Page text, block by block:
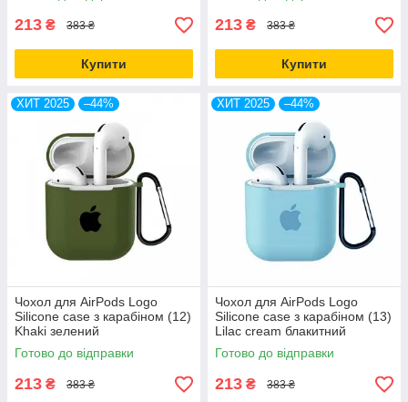
213 ₴ 383 ₴
Купити
213 ₴ 383 ₴
Купити
ХИТ 2025 –44%
Чохол для AirPods Logo
Silicone case з карабіном (12)
Khaki зелений
Готово до відправки
213 ₴ 383 ₴
ХИТ 2025 –44%
Чохол для AirPods Logo
Silicone case з карабіном (13)
Lilac cream блакитний
Готово до відправки
213 ₴ 383 ₴